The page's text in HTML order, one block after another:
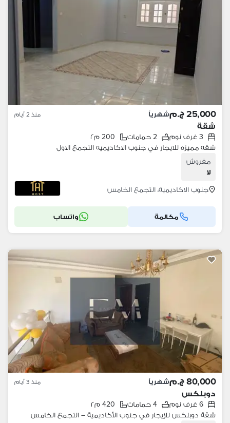
25,000 ج.م شهرياً منذ 2 أيام
شقة
3 غرف نوم 2 حمامات
200 م٢
شقه مميزه للايجار في جنوب الاكاديميه التجمع الاول
مفروش
لا
جنوب الاكاديمية، التجمع الخامس
مكالمة واتساب
80,000 ج.م شهرياً منذ 3 أيام
دوبلكس
6 غرف نوم 4 حمامات
420 م٢
شقة دوبلكس للإيجار في جنوب الأكاديمية – التجمع الخامس